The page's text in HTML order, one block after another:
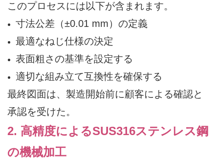
このプロセスには以下が含まれます。
寸法公差（±0.01 mm）の定義
最適なねじ仕様の決定
表面粗さの基準を設定する
適切な組み立て互換性を確保する
最終図面は、製造開始前に顧客による確認と
承認を受けた。
2. 高精度によるSUS316ステンレス鋼
の機械加工